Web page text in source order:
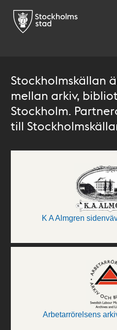
Stockholmskällan
mellan arkiv,
Stockholm.
till
K A Almgren
Arbetarrörelsens